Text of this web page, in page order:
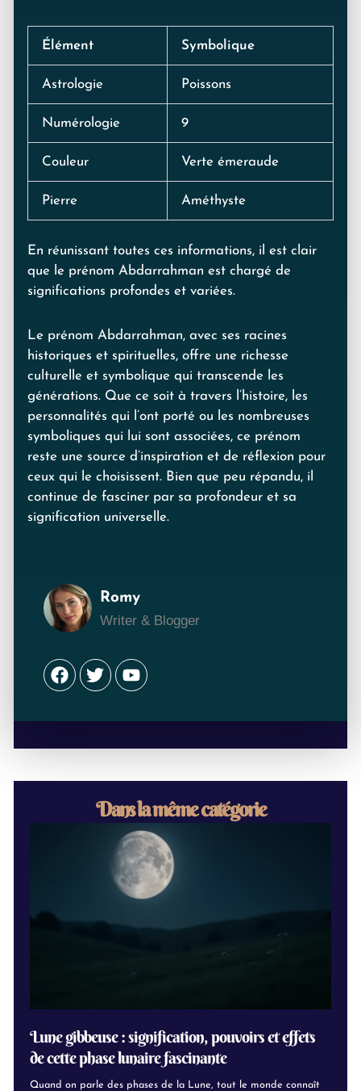
Élément Symbolique
Astrologie Poissons
Numérologie 9
Couleur Verte émeraude
Pierre Améthyste
En réunissant toutes ces informations, il est clair
que le prénom Abdarrahman est chargé de
significations profondes et variées.
Le prénom Abdarrahman, avec ses racines
historiques et spirituelles, offre une richesse
culturelle et symbolique qui transcende les
générations. Que ce soit à travers l’histoire, les
personnalités qui l’ont porté ou les nombreuses
symboliques qui lui sont associées, ce prénom
reste une source d’inspiration et de réflexion pour
ceux qui le choisissent. Bien que peu répandu, il
continue de fasciner par sa profondeur et sa
signification universelle.
Romy
Writer & Blogger
Facebook
TwitterYoutube
Dans la même catégorie
Lune gibbeuse : signification, pouvoirs et effets
de cette phase lunaire fascinante
Quand on parle des phases de la Lune, tout le monde connaît